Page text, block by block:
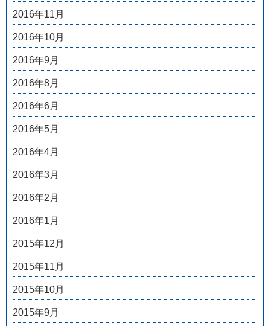
2016年11月
2016年10月
2016年9月
2016年8月
2016年6月
2016年5月
2016年4月
2016年3月
2016年2月
2016年1月
2015年12月
2015年11月
2015年10月
2015年9月